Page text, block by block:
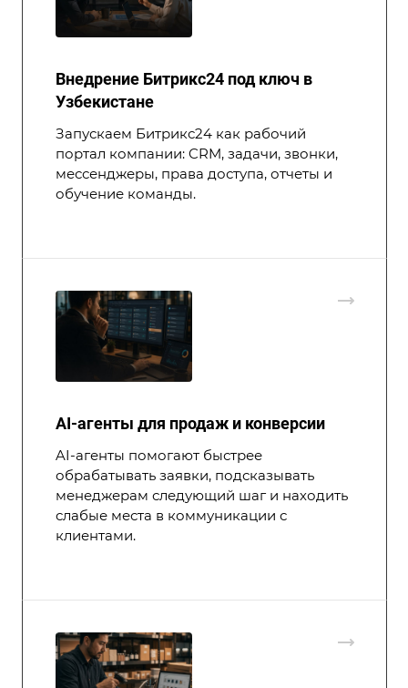
Внедрение Битрикс24 под ключ в
Узбекистане
Запускаем Битрикс24 как рабочий
портал компании: CRM, задачи, звонки,
мессенджеры, права доступа, отчеты и
обучение команды.
AI-агенты для продаж и конверсии
AI-агенты помогают быстрее
обрабатывать заявки, подсказывать
менеджерам следующий шаг и находить
слабые места в коммуникации с
клиентами.